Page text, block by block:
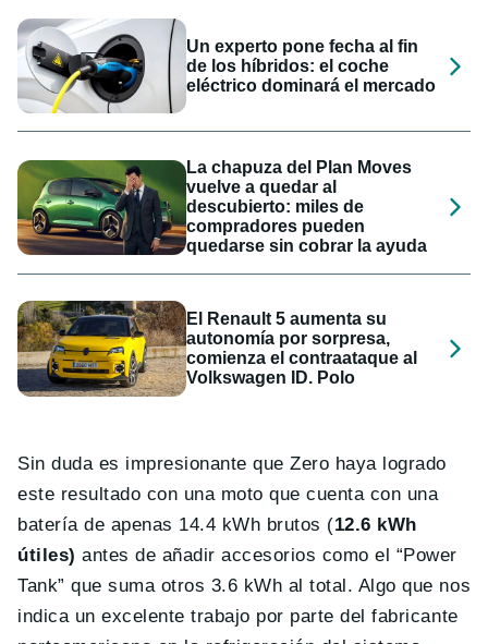
Un experto pone fecha al fin
de los híbridos: el coche
eléctrico dominará el mercado
La chapuza del Plan Moves
vuelve a quedar al
descubierto: miles de
compradores pueden
quedarse sin cobrar la ayuda
El Renault 5 aumenta su
autonomía por sorpresa,
comienza el contraataque al
Volkswagen ID. Polo
Sin duda es impresionante que Zero haya logrado
este resultado con una moto que cuenta con una
batería de apenas 14.4 kWh brutos (12.6 kWh
útiles) antes de añadir accesorios como el “Power
Tank” que suma otros 3.6 kWh al total. Algo que nos
indica un excelente trabajo por parte del fabricante